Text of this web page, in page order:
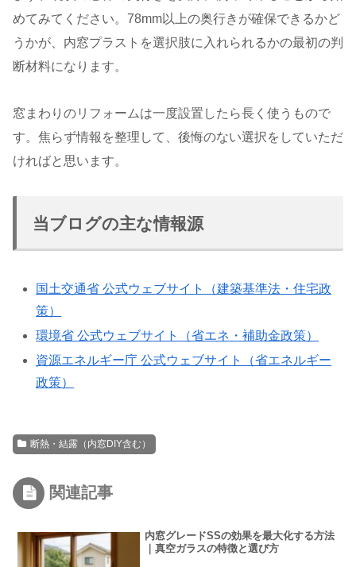
めてみてください。78mm以上の奥行きが確保できるかど
うかが、内窓プラストを選択肢に入れられるかの最初の判
断材料になります。
窓まわりのリフォームは一度設置したら長く使うもので
す。焦らず情報を整理して、後悔のない選択をしていただ
ければと思います。
当ブログの主な情報源
国土交通省 公式ウェブサイト（建築基準法・住宅政
策）
環境省 公式ウェブサイト（省エネ・補助金政策）
資源エネルギー庁 公式ウェブサイト（省エネルギー
政策）
断熱・結露（内窓DIY含む）
関連記事
内窓グレードSSの効果を最大化する方法
｜真空ガラスの特徴と選び方